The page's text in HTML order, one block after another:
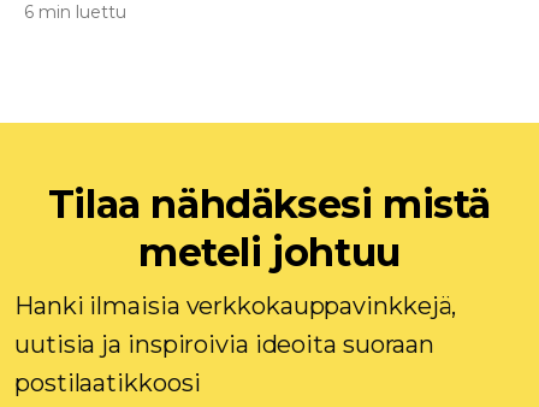
6 min luettu
Tilaa nähdäksesi mistä
meteli johtuu
Hanki ilmaisia ​​verkkokauppavinkkejä,
uutisia ja inspiroivia ideoita suoraan
postilaatikkoosi